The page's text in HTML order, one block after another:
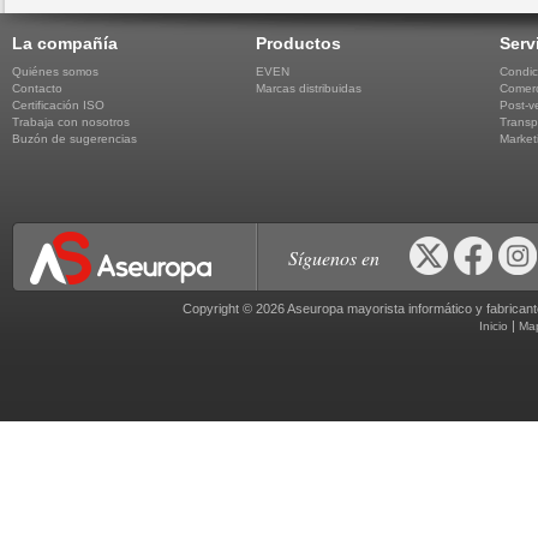
La compañía
Quiénes somos
Contacto
Certificación ISO
Trabaja con nosotros
Buzón de sugerencias
Productos
EVEN
Marcas distribuidas
Post-
Síguenos en
Copyright © 2026 Aseuropa mayorista informático y
Inicio |